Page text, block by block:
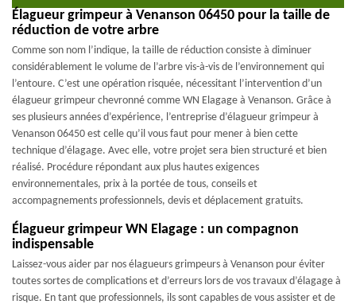
Élagueur grimpeur à Venanson 06450 pour la taille de
réduction de votre arbre
Comme son nom l’indique, la taille de réduction consiste à diminuer
considérablement le volume de l’arbre vis-à-vis de l’environnement qui
l’entoure. C’est une opération risquée, nécessitant l’intervention d’un
élagueur grimpeur chevronné comme WN Elagage à Venanson. Grâce à
ses plusieurs années d’expérience, l’entreprise d’élagueur grimpeur à
Venanson 06450 est celle qu’il vous faut pour mener à bien cette
technique d’élagage. Avec elle, votre projet sera bien structuré et bien
réalisé. Procédure répondant aux plus hautes exigences
environnementales, prix à la portée de tous, conseils et
accompagnements professionnels, devis et déplacement gratuits.
Élagueur grimpeur WN Elagage : un compagnon
indispensable
Laissez-vous aider par nos élagueurs grimpeurs à Venanson pour éviter
toutes sortes de complications et d’erreurs lors de vos travaux d’élagage à
risque. En tant que professionnels, ils sont capables de vous assister et de